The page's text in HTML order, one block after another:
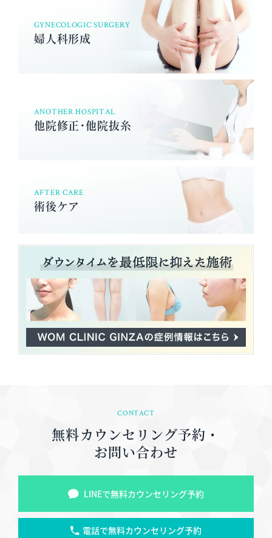
GYNECOLOGIC SURGERY
婦人科形成
ANOTHER HOSPITAL
他院修正･他院抜糸
AFTER CARE
術後ケア
CONTACT
無料カウンセリング予約・
お問い合わせ
LINEで無料カウンセリング予約
電話で無料カウンセリング予約